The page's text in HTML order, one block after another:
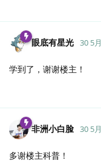
眼底有星光 30 5月
学到了，谢谢楼主！
非洲小白脸 30 5月
多谢楼主科普！